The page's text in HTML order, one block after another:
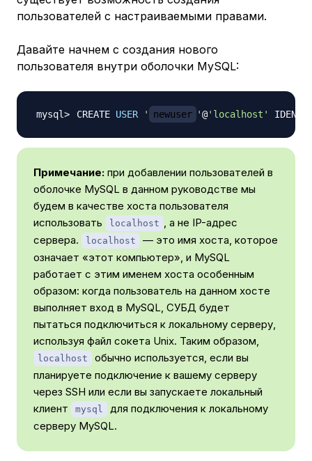
пользователей с настраиваемыми правами.
Давайте начнем с создания нового
пользователя внутри оболочки MySQL:
CREATE USER ' newuser '@'localhost'
Примечание: при добавлении пользователей в
оболочке MySQL в данном руководстве мы
будем в качестве хоста пользователя
использовать
localhost , а не IP-адрес
сервера.
localhost
— это имя хоста, которое
означает «этот компьютер», и MySQL
работает с этим именем хоста особенным
образом: когда пользователь на данном хосте
выполняет вход в MySQL, СУБД будет
пытаться подключиться к локальному серверу,
используя файл сокета Unix. Таким образом,
localhost
обычно используется, если вы
планируете подключение к вашему серверу
через SSH или если вы запускаете локальный
клиент
mysql
для подключения к локальному
серверу MySQL.